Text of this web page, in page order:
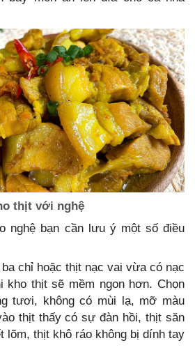
thịt với nghệ
nghệ bạn cần lưu ý một số điều
chỉ hoặc thịt nạc vai vừa có nạc
thịt sẽ mềm ngon hơn. Chọn
tươi, không có mùi lạ, mỡ màu
thịt thấy có sự đàn hồi, thịt săn
lõm, thịt khô ráo không bị dính tay